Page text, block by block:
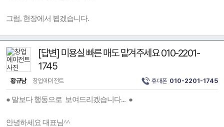
그럼, 현장에서 뵙겠습니다.
[답변] 미용실 빠른 매도 맡겨주세요 010-2201-
1745
황규남 창업에이전트 휴대폰 010-2201-1745
● 말보다 행동으로 보여드리겠습니다... ●
안녕하세요 대표님^^